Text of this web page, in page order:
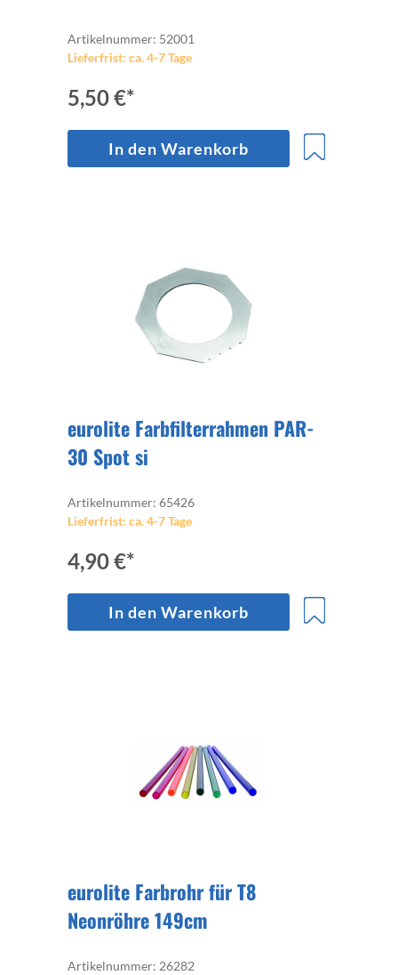
Artikelnummer: 52001
Lieferfrist: ca. 4-7 Tage
5,50 €*
In den Warenkorb
eurolite Farbfilterrahmen PAR-
30 Spot si
Artikelnummer: 65426
Lieferfrist: ca. 4-7 Tage
4,90 €*
In den Warenkorb
eurolite Farbrohr für T8
Neonröhre 149cm
Artikelnummer: 26282